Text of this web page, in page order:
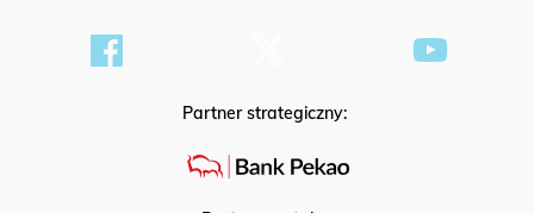
Partner strategiczny: